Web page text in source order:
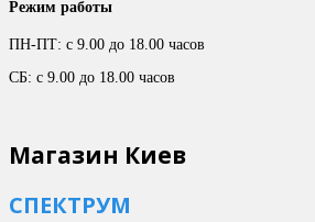
Режим работы
ПН-ПТ: с 9.00 до 18.00 часов
СБ: с 9.00 до 18.00 часов
Магазин Киев
СПЕКТРУМ